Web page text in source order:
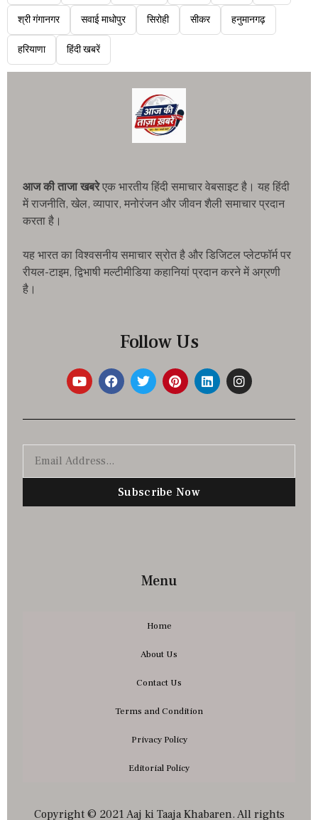
श्री गंगानगर सवाई माधोपुर सिरोही सीकर हनुमानगढ़
हरियाणा हिंदी खबरें
आज की ताजा खबरेएक भारतीय हिंदी समाचार वेबसाइट है। यह हिंदी
में राजनीति, खेल, व्यापार, मनोरंजन और जीवन शैली समाचार प्रदान
करता है।
यह भारत का विश्वसनीय समाचार स्रोत है और डिजिटल प्लेटफॉर्म पर
रीयल-टाइम, द्विभाषी मल्टीमीडिया कहानियां प्रदान करने में अग्रणी
है।
Follow Us
Subscribe Now
Menu
Home
About Us
Contact Us
Terms and Condition
Privacy Policy
Editorial Policy
Copyright © 2021 Aaj ki Taaja Khabaren. All rights